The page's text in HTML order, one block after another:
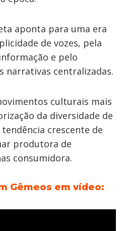
aponta para uma era
de vozes, pela
e pelo
narrativas centralizadas.
culturais mais
da diversidade de
crescente de
produtora de
consumidora.
Gêmeos em vídeo: